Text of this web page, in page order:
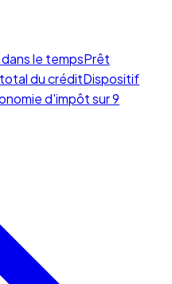
le tempsPrêt
du créditDispositif
d'impôt sur 9